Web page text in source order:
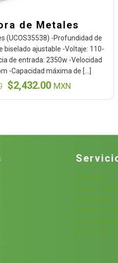
de Metales
(UCOS35538) -Profundidad de
biselado ajustable -Voltaje: 110-
de entrada: 2350w -Velocidad
-Capacidad máxima de […]
El
$2,432.00ElMXN
Cátalogo
Fichas
Sucursales
Detalles de
Cerrar Sesión
Olvide mi